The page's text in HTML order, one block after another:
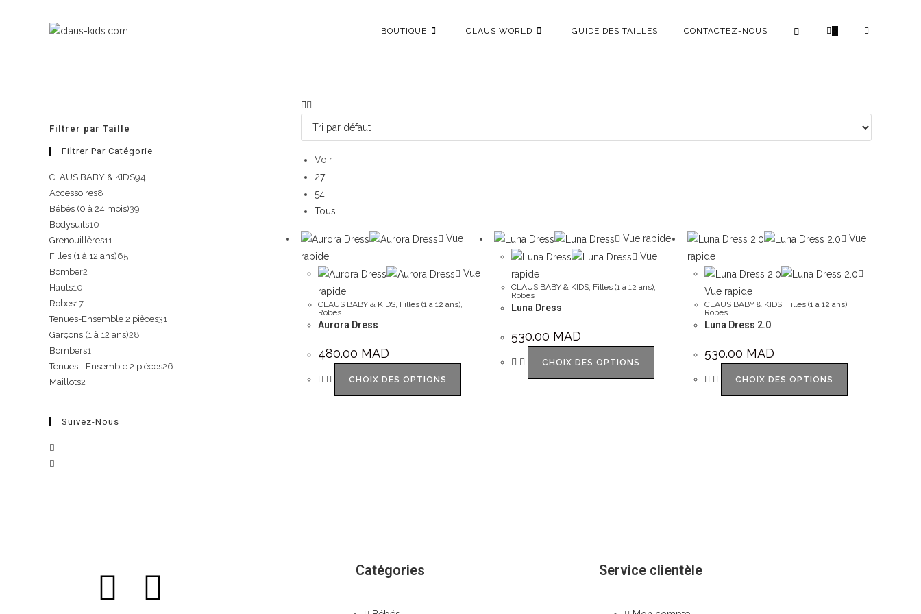
BOUTIQUE CLAUS WORLD GUIDE DES TAILLES CONTACTEZ-NOUS
Filtrer par Taille
Filtrer Par Catégorie
CLAUS BABY & KIDS94
Accessoires8
Bébés (0 à 24 mois)39
Bodysuits10
Grenouillères11
Filles (1 à 12 ans)65
Bomber2
Hauts10
Robes17
Tenues-Ensemble 2 pièces31
Garçons (1 à 12 ans)28
Bombers1
Tenues - Ensemble 2 pièces26
Maillots2
Suivez-Nous
Voir :
27
54
Tous
Vue
rapide
Vue
rapide
CLAUS BABY & KIDS Filles (1 à 12 ans)
Robes
Aurora Dress
480.00 MAD
CHOIX DES OPTIONS
Vue rapide
Vue
rapide
CLAUS BABY & KIDS, Filles (1 à 12 ans),
Robes
Luna Dress
530.00 MAD
CHOIX DES OPTIONS
Vue
rapide
Vue rapide
CLAUS BABY & KIDS, Filles (1 à 12 ans),
Robes
Luna Dress 2.0
530.00 MAD
CHOIX DES OPTIONS
Catégories Service clientèle